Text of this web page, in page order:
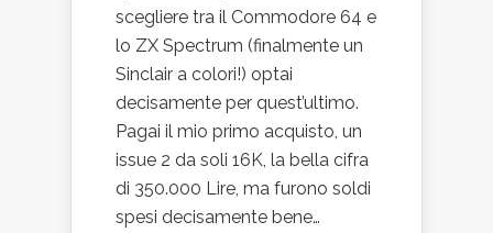
scegliere tra il Commodore 64 e
lo ZX Spectrum (finalmente un
Sinclair a colori!) optai
decisamente per quest’ultimo.
Pagai il mio primo acquisto, un
issue 2 da soli 16K, la bella cifra
di 350.000 Lire, ma furono soldi
spesi decisamente bene…